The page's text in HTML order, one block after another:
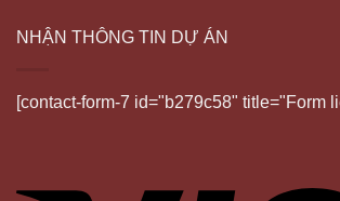
NHẬN THÔNG TIN DỰ ÁN
[contact-form-7 id="b279c58" title="Form